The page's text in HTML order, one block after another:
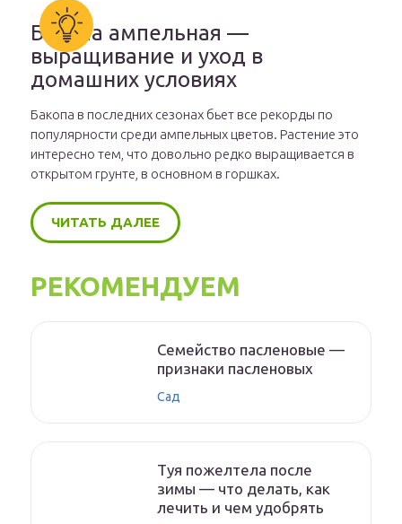
Бакопа ампельная —
выращивание и уход в
домашних условиях
Бакопа в последних сезонах бьет все рекорды по
популярности среди ампельных цветов. Растение это
интересно тем, что довольно редко выращивается в
открытом грунте, в основном в горшках.
ЧИТАТЬ ДАЛЕЕ
РЕКОМЕНДУЕМ
Семейство пасленовые —
признаки пасленовых
Сад
Туя пожелтела после
зимы — что делать, как
лечить и чем удобрять